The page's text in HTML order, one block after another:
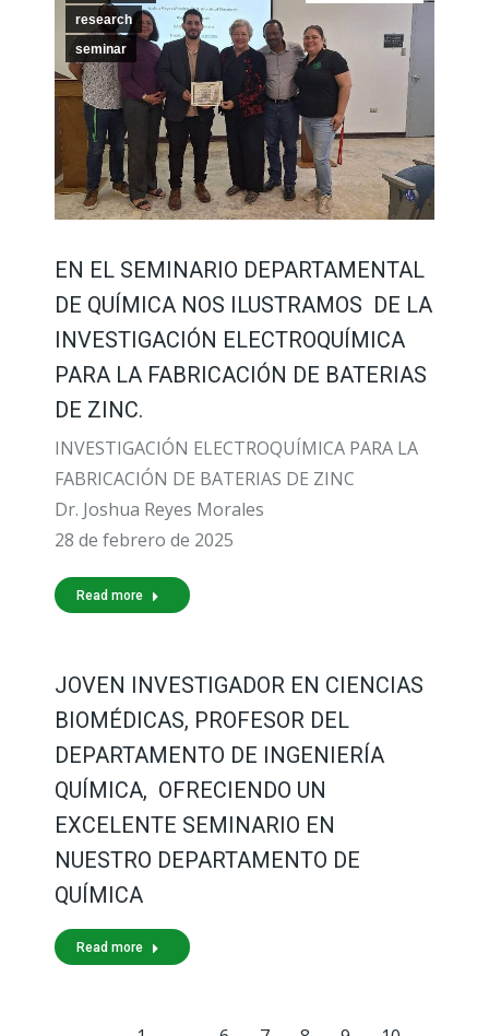
research
seminar
EN EL SEMINARIO DEPARTAMENTAL
DE QUÍMICA NOS ILUSTRAMOS DE LA
INVESTIGACIÓN ELECTROQUÍMICA
PARA LA FABRICACIÓN DE BATERIAS
DE ZINC.
INVESTIGACIÓN ELECTROQUÍMICA PARA LA
FABRICACIÓN DE BATERIAS DE ZINC
Dr. Joshua Reyes Morales
28 de febrero de 2025
Read more
JOVEN INVESTIGADOR EN CIENCIAS
BIOMÉDICAS, PROFESOR DEL
DEPARTAMENTO DE INGENIERÍA
QUÍMICA, OFRECIENDO UN
EXCELENTE SEMINARIO EN
NUESTRO DEPARTAMENTO DE
QUÍMICA
Read more